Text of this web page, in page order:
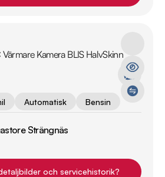
Kamera BLIS HalvSkinn
Automatisk Bensin
Strängnäs
och servicehistorik?